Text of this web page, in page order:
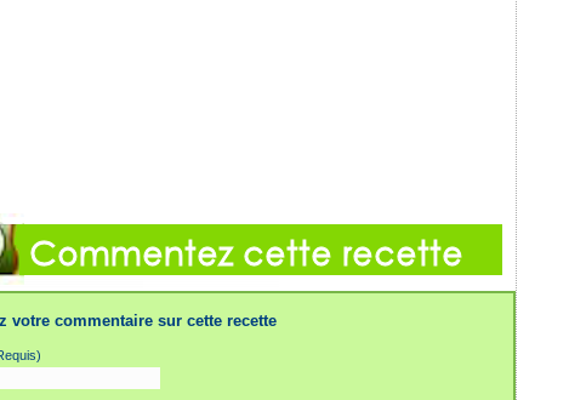
votre commentaire sur cette recette